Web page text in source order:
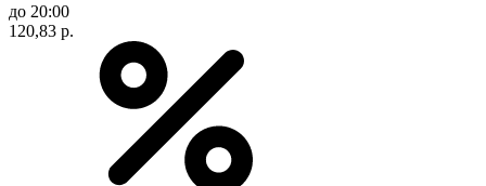
до 20:00
120,83 р.